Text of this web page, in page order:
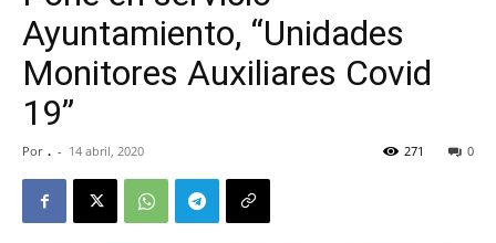
Ayuntamiento, “Unidades
Monitores Auxiliares Covid
19”
Por . - 14 abril, 2020 0
271